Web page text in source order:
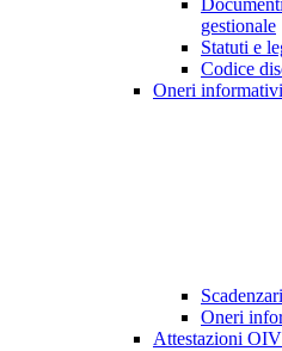
gestionale
Statuti e
Codice
Oneri
Oneri
Attestazioni